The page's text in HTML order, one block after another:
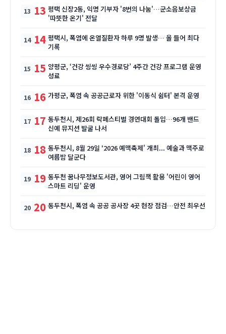
13 평택 신장2동, 익명 기부자 '8번의 나눔'…군소음보상금
'따뜻한 온기' 전달
14 평택시, 폭염에 온열질환자 하루 9명 발생… 올 들어 최다
기록
15 양평군, ‘건강 씽씽 우수경로당’ 4주간 건강 프로그램 운영
성료
16 가평군, 폭염 속 공공근로자 위한 '이동식 쉼터' 본격 운영
17 동두천시, 제26회 락페스티벌 경연대회 돌입…96개 밴드
신예 뮤지션 발굴 나서
18 동두천시, 8월 29일 '2026 예맥축제' 개최... 예술과 맥주로
여름밤 달군다
19 동두천 꿈나무정보도서관, 영어 그림책 활용 '어린이 영어
스마트 리딩' 운영
20 동두천시, 폭염 속 공공 공사장 4곳 현장 점검…안전 최우선